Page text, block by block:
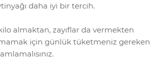
daha iyi bir tercih.
almaktan, zayıflar da vermekten
için günlük tüketmeniz gereken